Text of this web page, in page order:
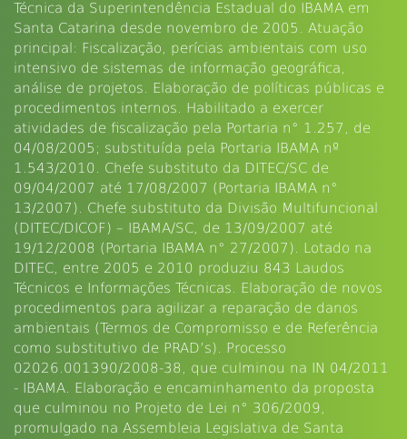
Técnica da Superintendência Estadual do IBAMA em
Santa Catarina desde novembro de 2005. Atuação
principal: Fiscalização, perícias ambientais com uso
intensivo de sistemas de informação geográfica,
análise de projetos. Elaboração de políticas públicas e
procedimentos internos. Habilitado a exercer
atividades de fiscalização pela Portaria n° 1.257, de
04/08/2005; substituída pela Portaria IBAMA nº
1.543/2010. Chefe substituto da DITEC/SC de
09/04/2007 até 17/08/2007 (Portaria IBAMA n°
13/2007). Chefe substituto da Divisão Multifuncional
(DITEC/DICOF) – IBAMA/SC, de 13/09/2007 até
19/12/2008 (Portaria IBAMA n° 27/2007). Lotado na
DITEC, entre 2005 e 2010 produziu 843 Laudos
Técnicos e Informações Técnicas. Elaboração de novos
procedimentos para agilizar a reparação de danos
ambientais (Termos de Compromisso e de Referência
como substitutivo de PRAD’s). Processo
02026.001390/2008-38, que culminou na IN 04/2011
- IBAMA. Elaboração e encaminhamento da proposta
que culminou no Projeto de Lei n° 306/2009,
promulgado na Assembleia Legislativa de Santa